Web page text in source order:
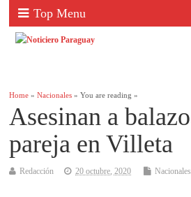
Top Menu
Home »Nacionales » You are reading »
Asesinan a
pareja en Villeta
Redacción 20 octubre, 2020 Nacionales